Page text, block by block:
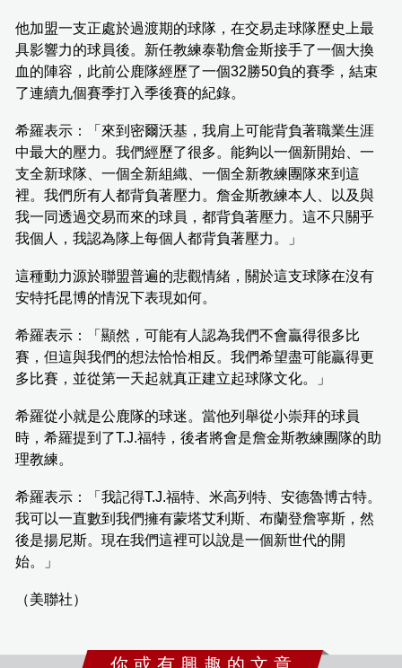
他加盟一支正處於過渡期的球隊，在交易走球隊歷史上最
具影響力的球員後。新任教練泰勒詹金斯接手了一個大換
血的陣容，此前公鹿隊經歷了一個32勝50負的賽季，結束
了連續九個賽季打入季後賽的紀錄。
希羅表示：「來到密爾沃基，我肩上可能背負著職業生涯
中最大的壓力。我們經歷了很多。能夠以一個新開始、一
支全新球隊、一個全新組織、一個全新教練團隊來到這
裡。我們所有人都背負著壓力。詹金斯教練本人、以及與
我一同透過交易而來的球員，都背負著壓力。這不只關乎
我個人，我認為隊上每個人都背負著壓力。」
這種動力源於聯盟普遍的悲觀情緒，關於這支球隊在沒有
安特托昆博的情況下表現如何。
希羅表示：「顯然，可能有人認為我們不會贏得很多比
賽，但這與我們的想法恰恰相反。我們希望盡可能贏得更
多比賽，並從第一天起就真正建立起球隊文化。」
希羅從小就是公鹿隊的球迷。當他列舉從小崇拜的球員
時，希羅提到了T.J.福特，後者將會是詹金斯教練團隊的助
理教練。
希羅表示：「我記得T.J.福特、米高列特、安德魯博古特。
我可以一直數到我們擁有蒙塔艾利斯、布蘭登詹寧斯，然
後是揚尼斯。現在我們這裡可以說是一個新世代的開
始。」
（美聯社）